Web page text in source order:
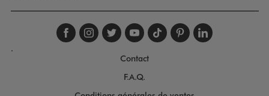
Suivez-nous sur
Suivez-nous sur
Suivez-nous sur
Suivez-nous
Suivez-nous
Suivez-
.
Contact
F.A.Q.